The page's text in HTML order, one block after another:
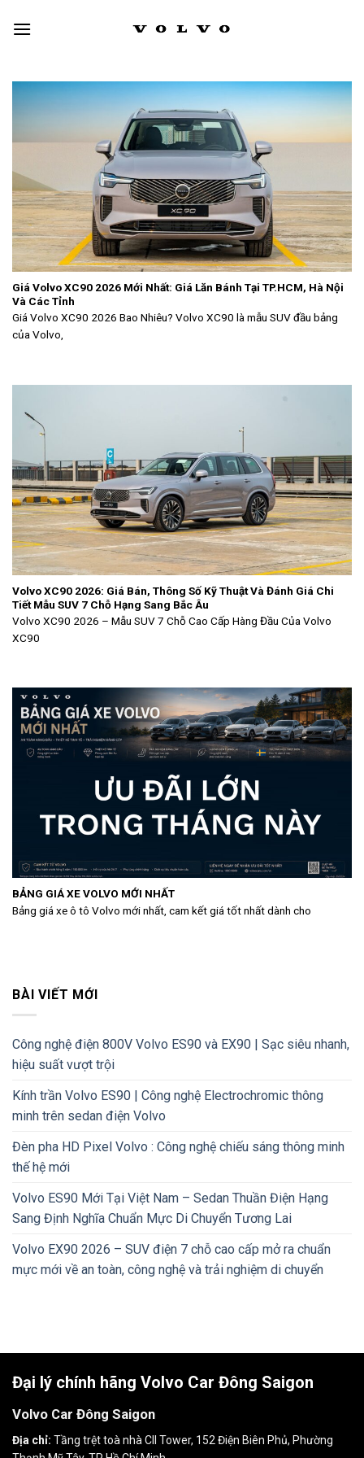
Giá Volvo XC90 2026 Mới Nhất: Giá Lăn Bánh Tại TP.HCM, Hà Nội
Và Các Tỉnh
Giá Volvo XC90 2026 Bao Nhiêu? Volvo XC90 là mẫu SUV đầu bảng
của Volvo,
Volvo XC90 2026: Giá Bán, Thông Số Kỹ Thuật Và Đánh Giá Chi
Tiết Mẫu SUV 7 Chỗ Hạng Sang Bắc Âu
Volvo XC90 2026 – Mẫu SUV 7 Chỗ Cao Cấp Hàng Đầu Của Volvo
XC90
BẢNG GIÁ XE VOLVO MỚI NHẤT
Bảng giá xe ô tô Volvo mới nhất, cam kết giá tốt nhất dành cho
BÀI VIẾT MỚI
Công nghệ điện 800V Volvo ES90 và EX90 | Sạc siêu nhanh,
hiệu suất vượt trội
Kính trần Volvo ES90 | Công nghệ Electrochromic thông
minh trên sedan điện Volvo
Đèn pha HD Pixel Volvo : Công nghệ chiếu sáng thông minh
thế hệ mới
Volvo ES90 Mới Tại Việt Nam – Sedan Thuần Điện Hạng
Sang Định Nghĩa Chuẩn Mực Di Chuyển Tương Lai
Volvo EX90 2026 – SUV điện 7 chỗ cao cấp mở ra chuẩn
mực mới về an toàn, công nghệ và trải nghiệm di chuyển
Đại lý chính hãng Volvo Car Đông Saigon
Volvo Car Đông Saigon
Địa chỉ: Tầng trệt toà nhà CII Tower, 152 Điện Biên Phủ, Phường